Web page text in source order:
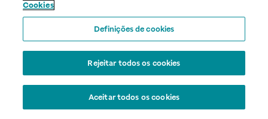
Cookies
Definições de cookies
Rejeitar todos os cookies
Aceitar todos os cookies